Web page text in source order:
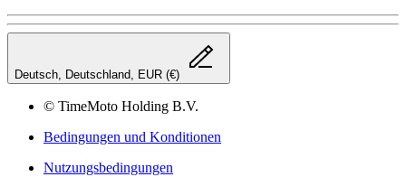
Deutsch, Deutschland, EUR (€)
© TimeMoto Holding B.V.
Bedingungen und Konditionen
Nutzungsbedingungen